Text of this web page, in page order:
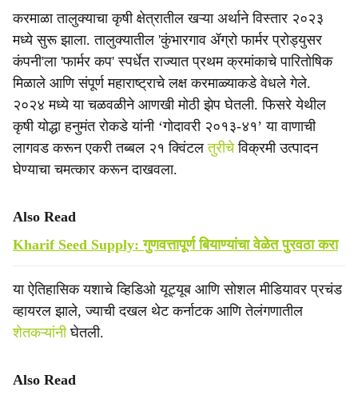
करमाळा तालुक्याचा कृषी क्षेत्रातील खऱ्या अर्थाने विस्तार २०२३
मध्ये सुरू झाला. तालुक्यातील 'कुंभारगाव ॲग्रो फार्मर प्रोड्युसर
कंपनी'ला 'फार्मर कप' स्पर्धेत राज्यात प्रथम क्रमांकाचे पारितोषिक
मिळाले आणि संपूर्ण महाराष्ट्राचे लक्ष करमाळ्याकडे वेधले गेले.
२०२४ मध्ये या चळवळीने आणखी मोठी झेप घेतली. फिसरे येथील
कृषी योद्धा हनुमंत रोकडे यांनी ‘गोदावरी २०१३-४१’ या वाणाची
लागवड करून एकरी तब्बल २१ क्विंटलतुरीचेविक्रमी उत्पादन
घेण्याचा चमत्कार करून दाखवला.
Also Read
Kharif Seed Supply: गुणवत्तापूर्ण बियाण्यांचा वेळेत पुरवठा करा
या ऐतिहासिक यशाचे व्हिडिओ यूट्यूब आणि सोशल मीडियावर प्रचंड
व्हायरल झाले, ज्याची दखल थेट कर्नाटक आणि तेलंगणातील
शेतकऱ्यांनीघेतली.
Also Read